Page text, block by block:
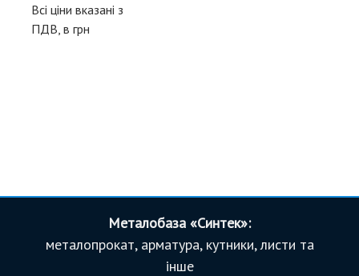
Всі ціни вказані з
ПДВ, в грн
Металобаза «Синтек»:
металопрокат, арматура, кутники, листи та
інше